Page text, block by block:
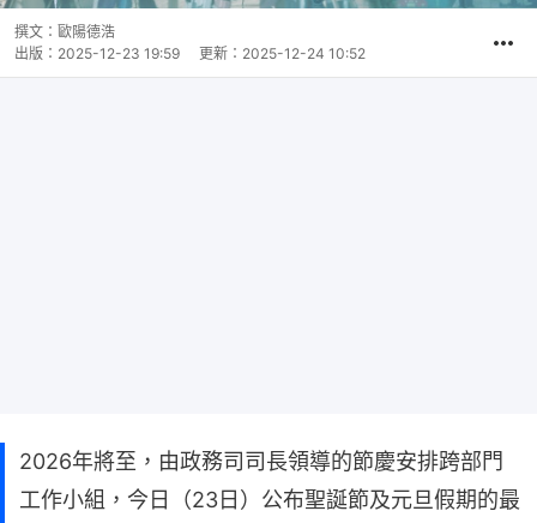
撰文： 歐陽德浩
出版： 2025-12-23 19:59 更新： 2025-12-24 10:52
2026年將至，由政務司司長領導的節慶安排跨部門
工作小組，今日（23日）公布聖誕節及元旦假期的最